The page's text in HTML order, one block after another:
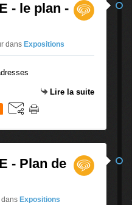
- le plan -
dans Expositions
Lire la suite
- Plan de
dans Expositions